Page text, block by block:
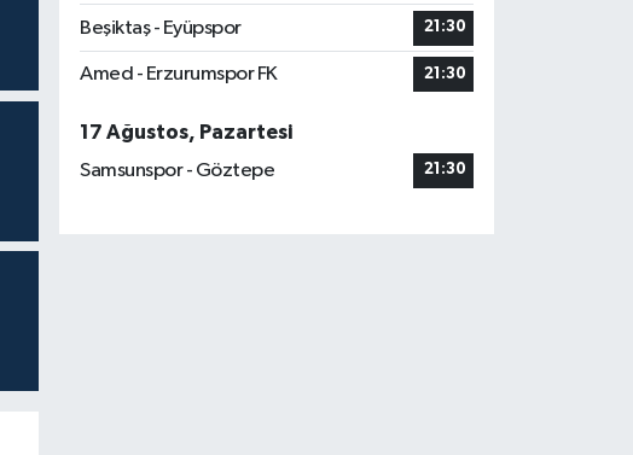
Beşiktaş - Eyüpspor 21:30
Amed - Erzurumspor FK 21:30
17 Ağustos, Pazartesi
Samsunspor - Göztepe
21:30